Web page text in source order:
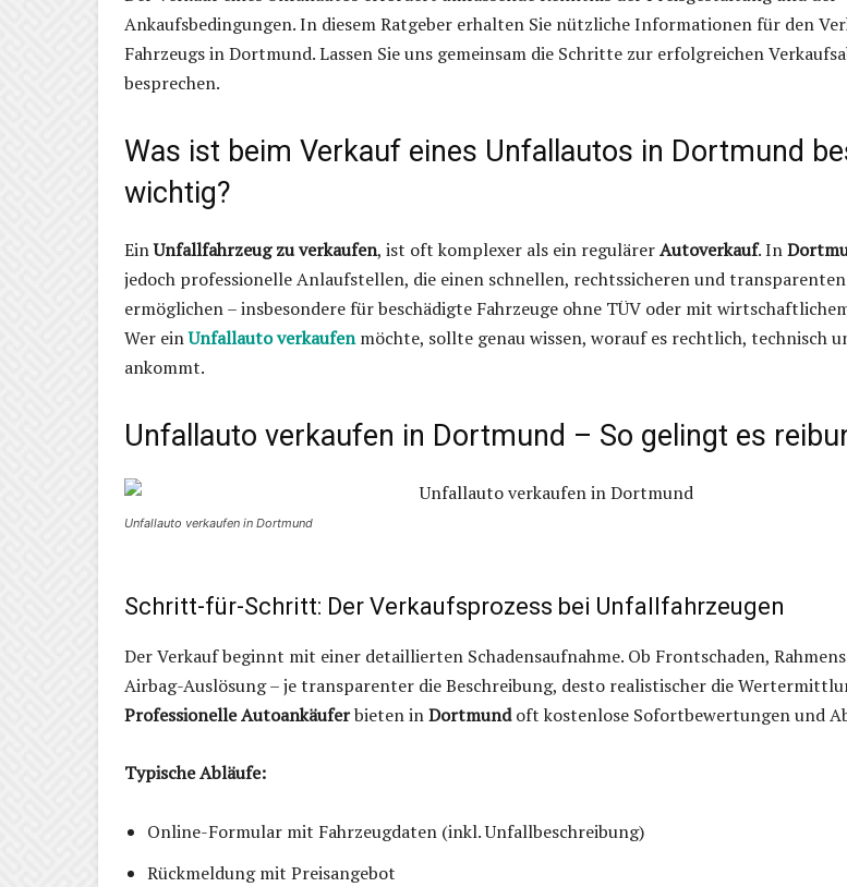
Ankaufsbedingungen. In diesem Ratgeber erhalten Sie nützliche Informationen für den
Fahrzeugs in Dortmund. Lassen Sie uns gemeinsam die Schritte zur erfolgreichen
besprechen.
Was ist beim Verkauf eines Unfallautos in Dortmund
wichtig?
EinUnfallfahrzeug zu verkaufen, ist oft komplexer als ein regulärerAutoverkauf. In
jedoch professionelle Anlaufstellen, die einen schnellen, rechtssicheren und transparenten
ermöglichen – insbesondere für beschädigte Fahrzeuge ohne TÜV oder mit
Wer einUnfallauto verkaufenmöchte, sollte genau wissen, worauf es rechtlich, technisch
ankommt.
Unfallauto verkaufen in Dortmund – So gelingt es
Unfallauto verkaufen in Dortmund
Schritt-für-Schritt: Der Verkaufsprozess bei Unfallfahrzeugen
Der Verkauf beginnt mit einer detaillierten Schadensaufnahme. Ob Frontschaden,
Airbag-Auslösung – je transparenter die Beschreibung, desto realistischer die
Professionelle Autoankäuferbieten inDortmundoft kostenlose Sofortbewertungen und
Typische Abläufe:
Online-Formular mit Fahrzeugdaten (inkl. Unfallbeschreibung)
Rückmeldung mit Preisangebot